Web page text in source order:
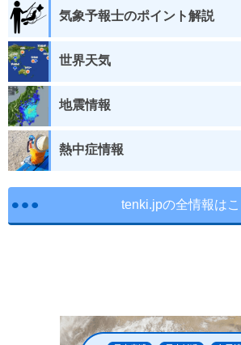
気象予報士のポイント解説
世界天気
地震情報
熱中症情報
tenki.jpの全情報は